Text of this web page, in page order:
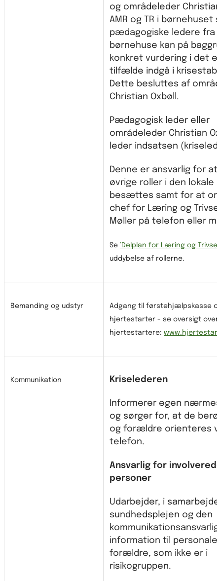
og områdeleder
AMR og TR i børnehuset
pædagogiske ledere fra
børnehuse kan på
konkret vurdering i det
tilfælde indgå i
Dette besluttes af
Christian Oxbøll.
Pædagogisk leder eller
områdeleder Christian
leder indsatsen
Denne er ansvarlig for at
øvrige roller i den lokale
besættes samt for at
chef for Læring og
Møller på telefon eller
Se ’Delplan for Læring og Trivsel
uddybelse af rollerne.
Bemanding og udstyr
Adgang til førstehjælpskasse
hjertestarter - se oversigt over
hjertestartere:
Kommunikation Kriselederen
Informerer egen
og sørger for, at de
og forældre orienteres
telefon.
Ansvarlig for
personer
Udarbejder, i
sundhedsplejen og den
information til personale
forældre, som ikke er i
risikogruppen.